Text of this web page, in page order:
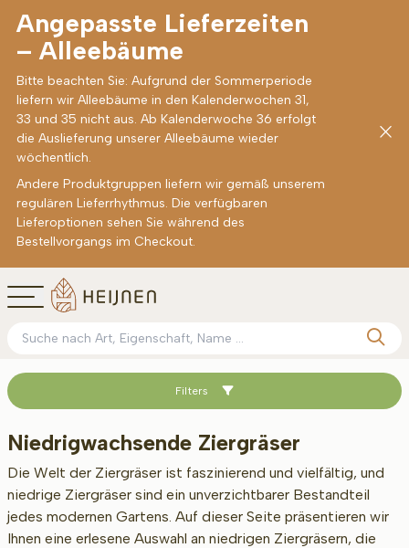
Angepasste Lieferzeiten
– Alleebäume
Bitte beachten Sie: Aufgrund der Sommerperiode
liefern wir Alleebäume in den Kalenderwochen 31,
33 und 35 nicht aus. Ab Kalenderwoche 36 erfolgt
die Auslieferung unserer Alleebäume wieder
wöchentlich.
Andere Produktgruppen liefern wir gemäß unserem
regulären Lieferrhythmus. Die verfügbaren
Lieferoptionen sehen Sie während des
Bestellvorgangs im Checkout.
Sortieren nach
Höhe bei Lieferung (cm)
Filters
Niedrigwachsende Ziergräser
Die Welt der Ziergräser ist faszinierend und vielfältig, und
niedrige Ziergräser sind ein unverzichtbarer Bestandteil
jedes modernen Gartens. Auf dieser Seite präsentieren wir
Ihnen eine erlesene Auswahl an niedrigen Ziergräsern, die